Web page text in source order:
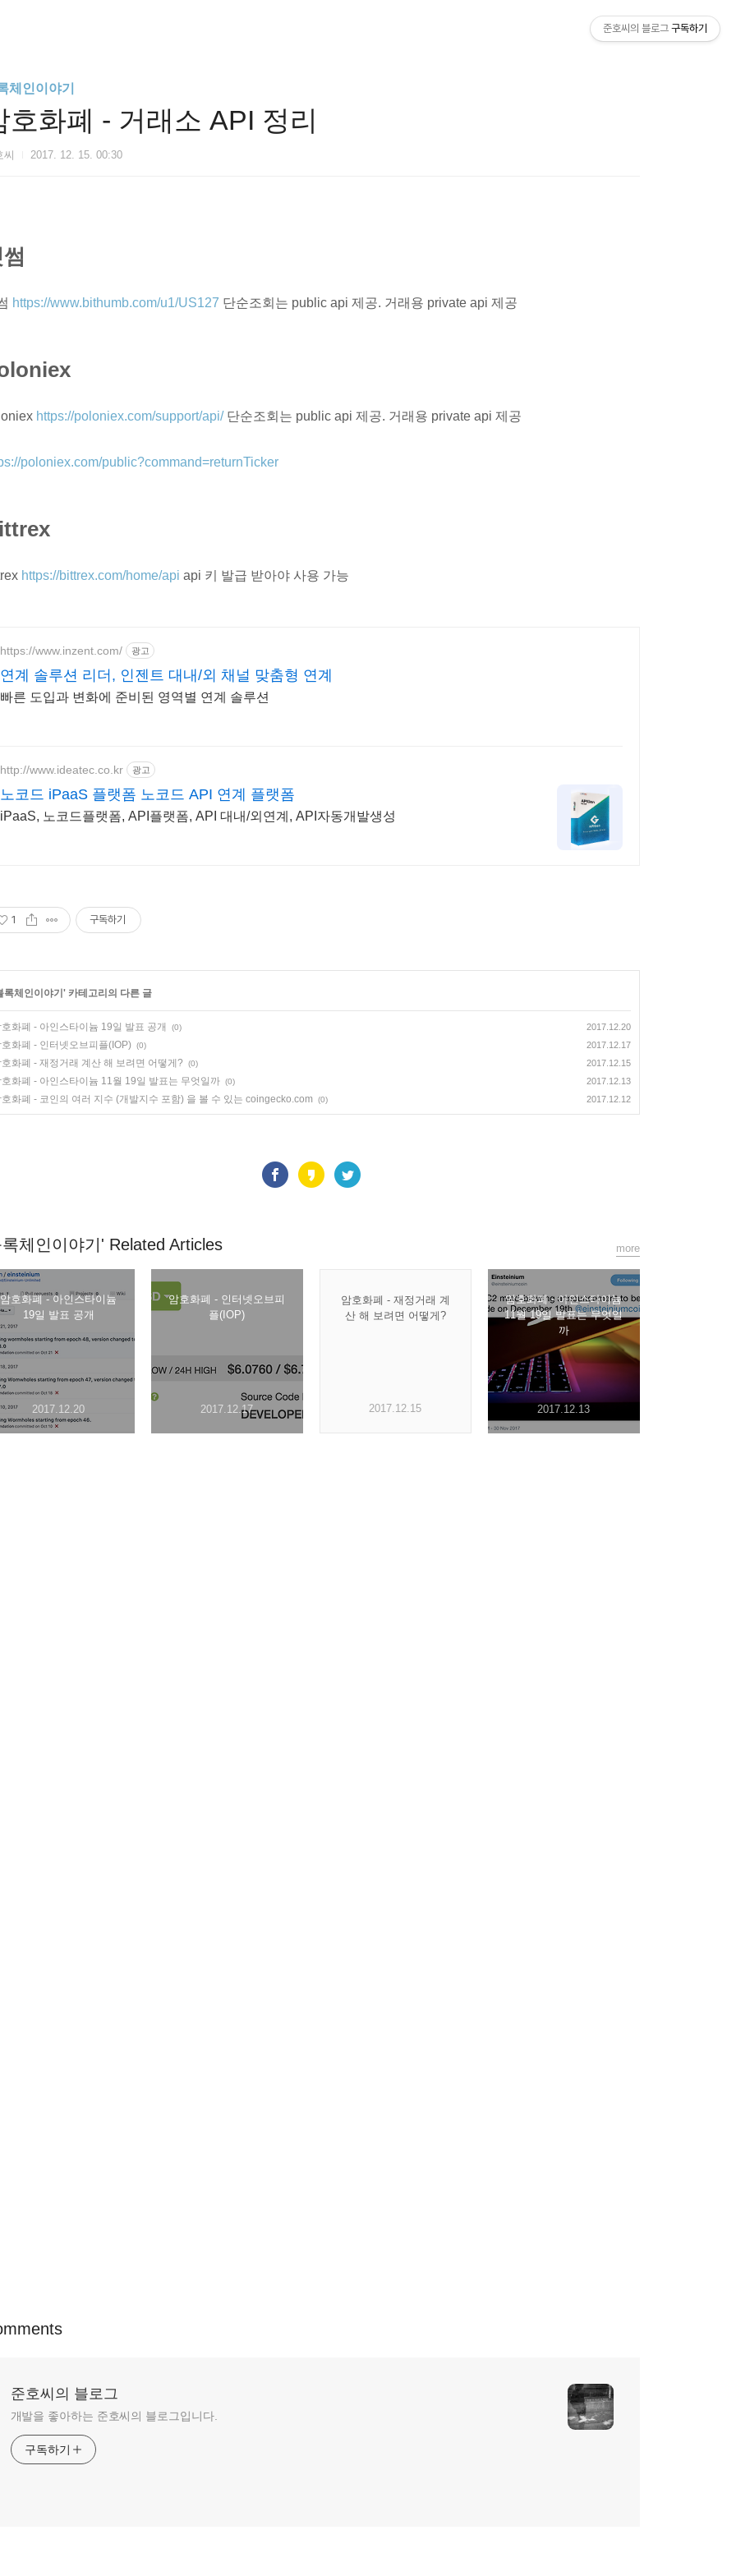
체인이야기
호화폐 - 거래소 API 정리
2017. 12. 15. 00:30
https://www.bithumb.com/u1/US127 단순조회는 public api 제공. 거래용 private api 제공
https://poloniex.com/support/api/단순조회는 public api 제공. 거래용 private api 제공
poloniex.com/public?command=returnTicker
https://bittrex.com/home/api api 키 발급 받아야 사용 가능
https://www.inzent.com/ 광고
연계 솔루션 리더, 인젠트 대내/외 채널 맞춤형 연계
빠른 도입과 변화에 준비된 영역별 연계 솔루션
http://www.ideatec.co.kr 광고
노코드 iPaaS 플랫폼 노코드 API 연계 플랫폼
iPaaS, 노코드플랫폼, API플랫폼, API 대내/외연계, API자동개발생성
1 구독하기
록체인이야기 ' 카테고리의 다른 글
화폐 - 아인스타이늄 19일 발표 공개 (0) 2017.12.20
화폐 - 인터넷오브피플(IOP) (0) 2017.12.17
화폐 - 재정거래 계산 해 보려면 어떻게? (0) 2017.12.15
화폐 - 아인스타이늄 11월 19일 발표는 무엇일까 (0) 2017.12.13
화폐 - 코인의 여러 지수 (개발지수 포함) 을 볼 수 있는 coingecko.com (0) 2017.12.12
체인이야기' Related Articles
암호화폐 - 아인스타이늄
19일 발표 공개
2017.12.20
암호화폐 - 인터넷오브피
플(IOP)
2017.12.17
암호화폐 - 재정거래 계
산 해 보려면 어떻게?
2017.12.15
암호화폐 - 아인스타이늄
11월 19일 발표는 무엇일
까
2017.12.13
more
준호씨의 블로그
개발을 좋아하는 준호씨의 블로그입니다.
구독하기
준호씨의 블로그 구독하기